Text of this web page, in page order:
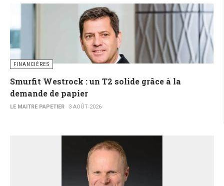
FINANCIÈRES
Smurfit Westrock : un T2 solide grâce à la
demande de papier
LE MAITRE PAPETIER 3 AOÛT 2026